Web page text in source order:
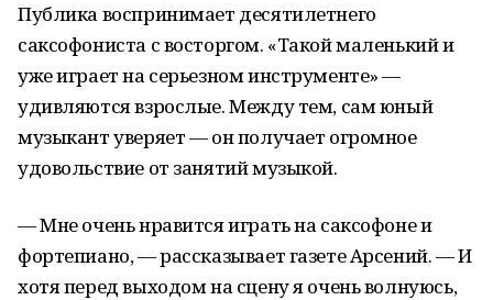
Публика воспринимает десятилетнего
саксофониста с восторгом. «Такой маленький и
уже играет на серьезном инструменте» —
удивляются взрослые. Между тем, сам юный
музыкант уверяет — он получает огромное
удовольствие от занятий музыкой.
— Мне очень нравится играть на саксофоне и
фортепиано, — рассказывает газете Арсений. — И
хотя перед выходом на сцену я очень волнуюсь,